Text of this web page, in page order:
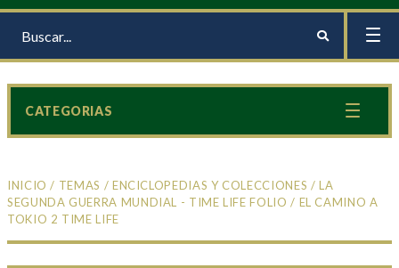
INICIO / TEMAS / ENCICLOPEDIAS Y COLECCIONES /LA
SEGUNDA GUERRA MUNDIAL - TIME LIFE FOLIO / EL CAMINO A
TOKIO 2 TIME LIFE
CATEGORIAS